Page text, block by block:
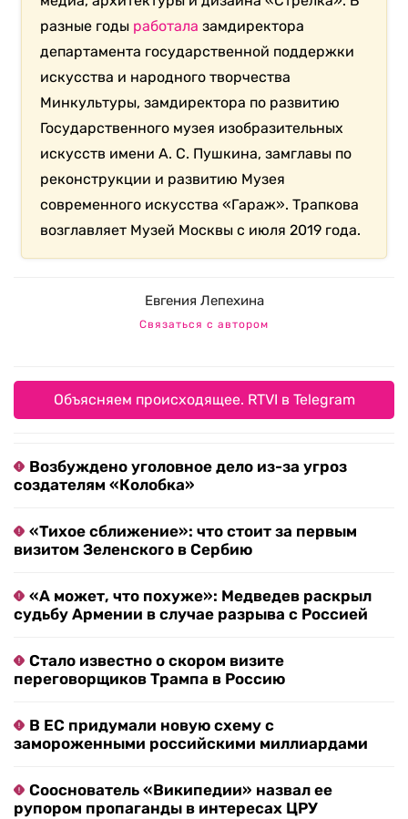
разные годы работала замдиректора
департамента государственной поддержки
искусства и народного творчества
Минкультуры, замдиректора по развитию
Государственного музея изобразительных
искусств имени А. С. Пушкина, замглавы по
реконструкции и развитию Музея
современного искусства «Гараж». Трапкова
возглавляет Музей Москвы с июля 2019 года.
Евгения Лепехина
Связаться с автором
Объясняем происходящее. RTVI в Telegram
Возбуждено уголовное дело из-за угроз
создателям «Колобка»
«Тихое сближение»: что стоит за первым
визитом Зеленского в Сербию
«А может, что похуже»: Медведев раскрыл
судьбу Армении в случае разрыва с Россией
Стало известно о скором визите
переговорщиков Трампа в Россию
В ЕС придумали новую схему с
замороженными российскими миллиардами
Сооснователь «Википедии» назвал ее
рупором пропаганды в интересах ЦРУ